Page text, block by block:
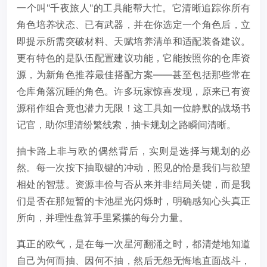
一个叫"千夜旅人"的工具能帮大忙。它清晰追踪你所有
角色培养状态、已有武器，并在你选定一个角色后，立
即提示所需突破材料、天赋培养清单和适配装备建议。
更有特色的是队伍配置建议功能，它能按照你的仓库资
源，为新角色推荐最佳搭配方案——甚至包括那些常在
仓库角落沉睡的角色。许多玩家惊喜发现，原来已有资
源稍作组合竟也潜力无限！这工具如一位静默的战场书
记官，助你理清纷繁线索，抽卡规划之路瞬间清晰。
抽卡路上非与欧的偶然背后，实则是选择与规划的必
然。每一次按下抽取键的冲动，照见的恰是我们与欲望
相处的智慧。资源丰俭与否从来并非结局关键，而是我
们是否在那短暂的卡池星光闪烁时，明确感知心头真正
所向，并理性盘算手里紧攥的每分力量。
真正的欧气，是在每一次星河翻涌之时，都清楚地知道
自己为何而抽、因何不抽，然后无怨无悔地直面战斗，